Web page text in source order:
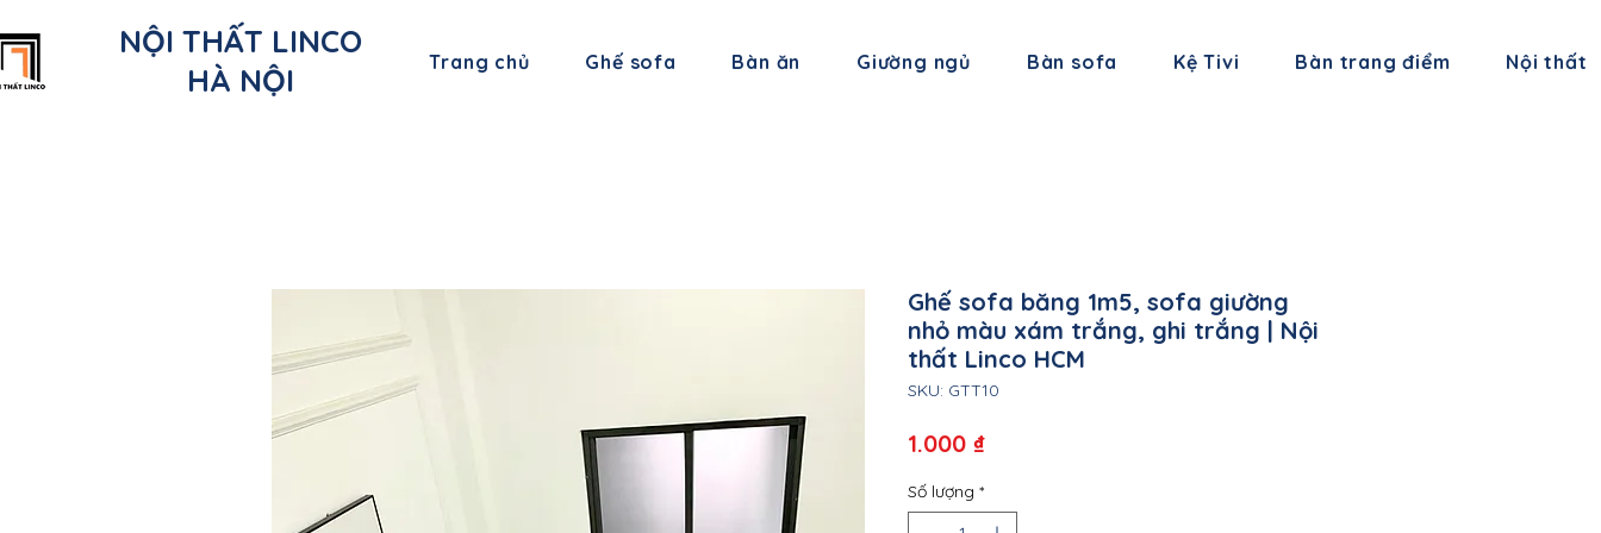
NỘI THẤT LINCO
HÀ NỘI
Trang chủ Ghế sofa Bàn ăn Giường ngủ Bàn sofa Kệ Tivi Bàn trang điểm Nội thất
Ghế sofa băng 1m5, sofa giường
nhỏ màu xám trắng, ghi trắng | Nội
thất Linco HCM
SKU: GTT10
1.000 ₫Giá
Số lượng *